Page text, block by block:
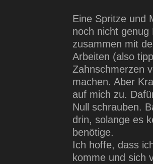
Eine Spritze und
noch nicht
zusammen mit
Arbeiten (also
Zahnschmerzen
machen. Aber
auf mich zu.
Null schrauben.
drin, solange es
benötige.
Ich hoffe, dass
komme und sich